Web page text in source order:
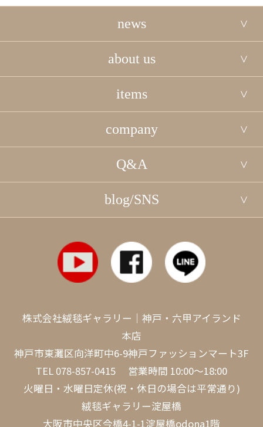
news
about us
items
company
Q&A
blog/SNS
株式会社絨毯ギャラリー｜神戸・六甲アイランド
本店
神戸市東灘区向洋町中6-9神戸ファッションマート3F
TEL 078-857-0415 営業時間 10:00～18:00
火曜日・水曜日定休(祝・休日の場合は平常通り)
絨毯ギャラリー淀屋橋
大阪市中央区今橋4-1-1淀屋橋odona1階